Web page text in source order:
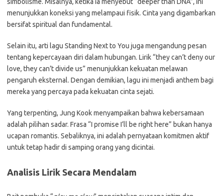
menunjukkan koneksi yang melampaui fisik. Cinta yang digambarkan
bersifat spiritual dan fundamental.
Selain itu, arti lagu Standing Next to You juga mengandung pesan
tentang kepercayaan diri dalam hubungan. Lirik “they can’t deny our
love, they can’t divide us” menunjukkan kekuatan melawan
pengaruh eksternal. Dengan demikian, lagu ini menjadi anthem bagi
mereka yang percaya pada kekuatan cinta sejati.
Yang terpenting, Jung Kook menyampaikan bahwa kebersamaan
adalah pilihan sadar. Frasa “I promise I’ll be right here” bukan hanya
ucapan romantis. Sebaliknya, ini adalah pernyataan komitmen aktif
untuk tetap hadir di samping orang yang dicintai.
Analisis Lirik Secara Mendalam